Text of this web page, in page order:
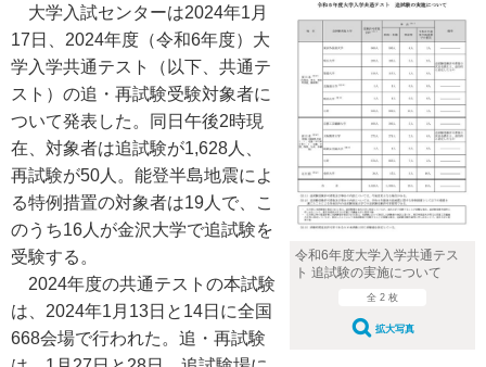
令和6年度大学入学共通テス
ト 追試験の実施について
全 2 枚
拡大写真
大学入試センターは2024年1月
17日、2024年度（令和6年度）大
学入学共通テスト（以下、共通テ
スト）の追・再試験受験対象者に
ついて発表した。同日午後2時現
在、対象者は追試験が1,628人、
再試験が50人。能登半島地震によ
る特例措置の対象者は19人で、こ
のうち16人が金沢大学で追試験を
受験する。
2024年度の共通テストの本試験
は、2024年1月13日と14日に全国
668会場で行われた。追・再試験